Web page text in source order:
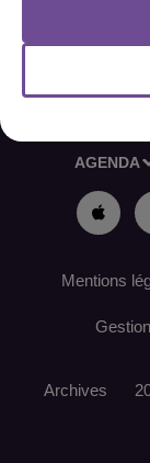
AGENDA
Mentions
Archives